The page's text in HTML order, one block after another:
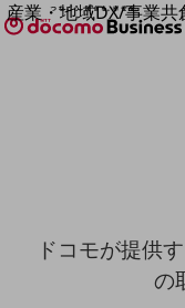
産業・地域DX/事業共
OPEN HUB for Plural
産業・地域DXプラットフォー
企業と地域が持続成長する社
取り組みを検索
ドコモが提供
の